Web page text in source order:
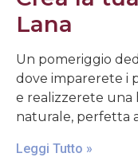
Lana
Un pomeriggio
dove imparerete i
e realizzerete una
naturale, perfetta
Leggi Tutto »